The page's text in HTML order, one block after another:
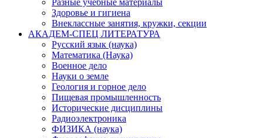
Разные учебные материалы
Здоровье и гигиена
Внеклассные занятия, кружки, секции
АКАДЕМ-СПЕЦ ЛИТЕРАТУРА
Русский язык (наука)
Математика (Наука)
Военное дело
Науки о земле
Геология и горное дело
Пищевая промышленность
Исторические дисциплины
Радиоэлектроника
ФИЗИКА (наука)